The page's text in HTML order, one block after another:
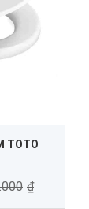
TOTO
₫